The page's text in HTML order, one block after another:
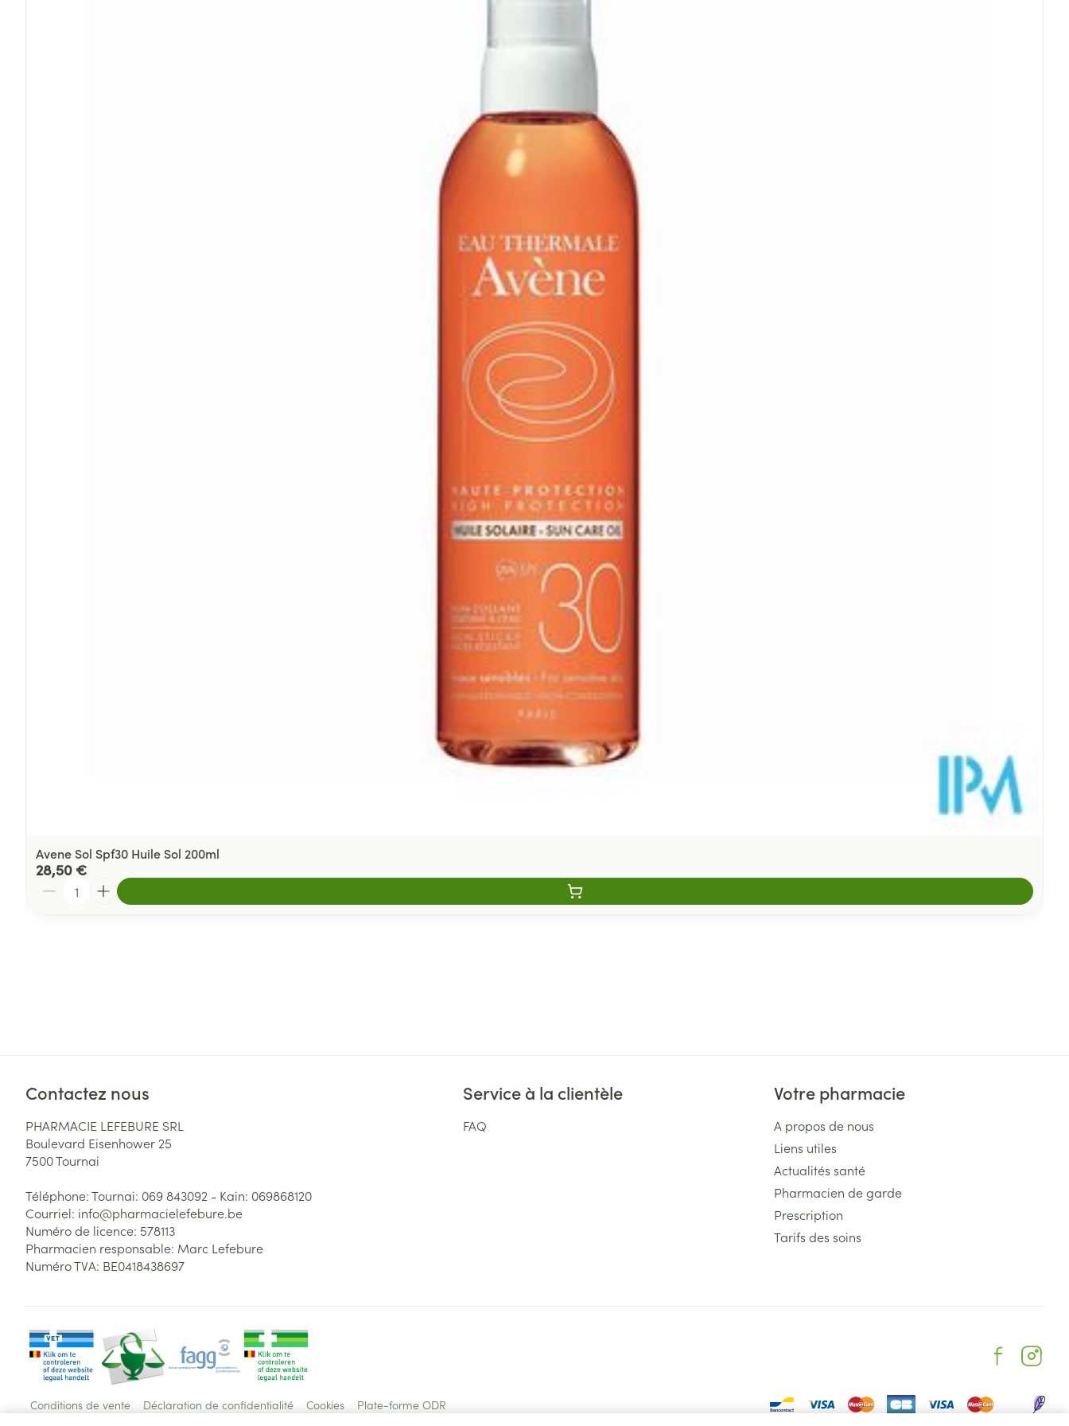
Avene Sol Spf30 Huile Sol 200ml
28,50 €
Quantité
Contactez nous
PHARMACIE LEFEBURE SRL
Boulevard Eisenhower 25
7500Tournai
Téléphone:Tournai: 069 843092 - Kain: 069868120
Courriel: info@pharmacielefebure.be
Numéro de licence: 578113
Pharmacien responsable: Marc Lefebure
Numéro TVA: BE0418438697
Service à la clientèle
FAQ
Votre pharmacie
A propos de nous
Liens utiles
Actualités santé
Pharmacien de garde
Prescription
Tarifs des soins
Conditions de vente Déclaration de confidentialité Cookies Plate-forme ODR